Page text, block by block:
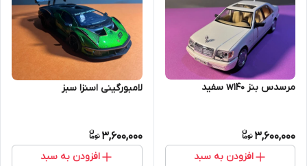
مرسدس بنز w140 سفید
3,600,000
افزودن به سبد
لامبورگینی اسنزا سبز
3,600,000
افزودن به سبد